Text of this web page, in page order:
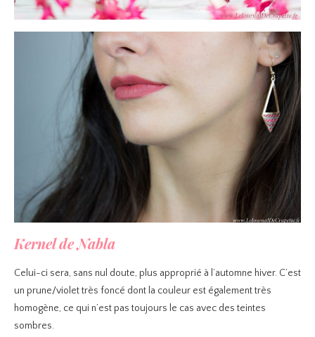
Kernel de Nabla
Celui-ci sera, sans nul doute, plus approprié à l’automne hiver. C’est
un prune/violet très foncé dont la couleur est également très
homogène, ce qui n’est pas toujours le cas avec des teintes
sombres.